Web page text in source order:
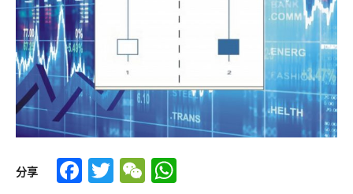
分享 Facebook
TwitterWeChat